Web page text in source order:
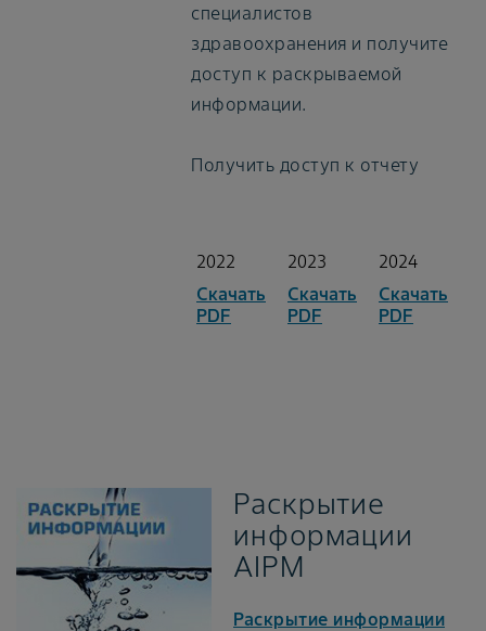
специалистов
здравоохранения и получите
доступ к раскрываемой
информации.
Получить доступ к отчету
2022 2023
2024
Скачать
PDF
Скачать
PDF
Скачать
PDF
Раскрытие
информации
AIPM
Раскрытие информации